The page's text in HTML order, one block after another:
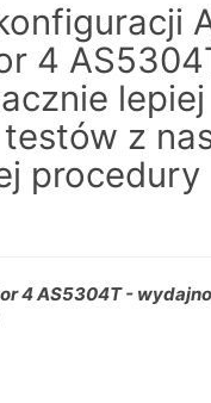
4
z
procedury
4 AS5304T -